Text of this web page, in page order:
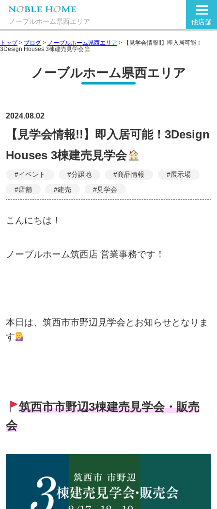
ノーブルホーム県西エリア 他店舗
トップ> ブログ > ノーブルホーム県西エリア >
【見学会情報!!】即入居可能！
3Design Houses 3棟建売見学会
ノーブルホーム県西エリア
2024.08.02
【見学会情報!!】即入居可能！3Design
Houses 3棟建売見学会
#イベント #分譲地 #商品情報
#展示場
#店舗
#建売 #見学会
こんにちは！
ノーブルホーム筑西店 営業事務です！
本日は、筑西市市野辺見学会とお知らせとなりま
す
筑西市市野辺3棟建売見学会・販売
会